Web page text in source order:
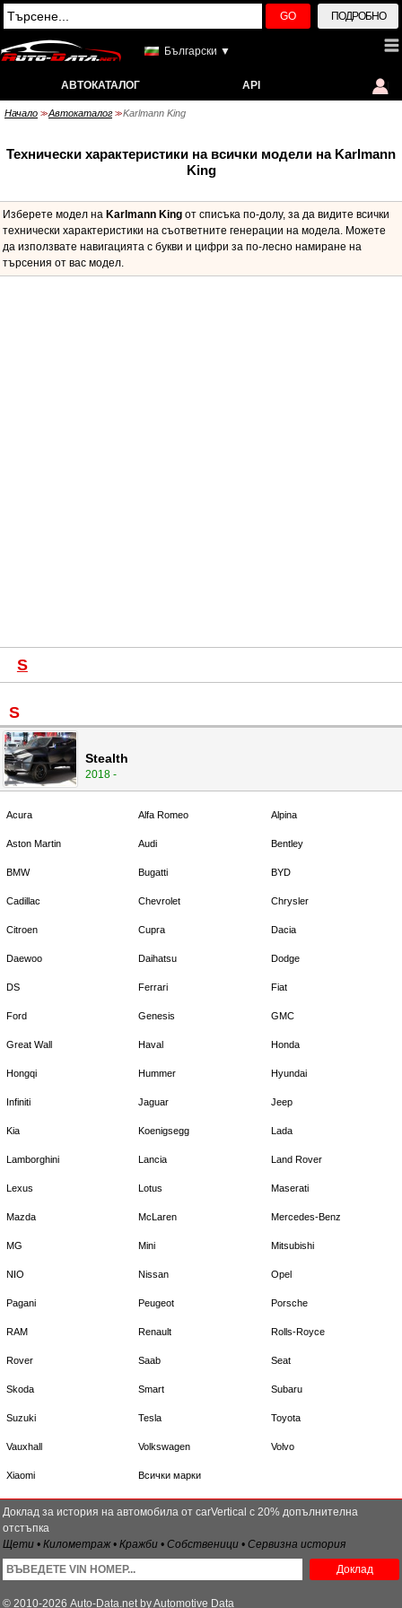
GO ПОДРОБНО
Български ▼
АВТОКАТАЛОГ API
Начало >> Автокаталог >> Karlmann King
Технически характеристики на всички модели на Karlmann
King
Изберете модел на Karlmann King от списъка по-долу, за да видите всички
технически характеристики на съответните генерации на модела. Можете
да използвате навигацията с букви и цифри за по-лесно намиране на
търсения от вас модел.
S
S
Stealth
2018 -
Acura Alfa Romeo Alpina
Aston Martin Audi Bentley
BMW Bugatti BYD
Cadillac Chevrolet Chrysler
Citroen Cupra Dacia
Daewoo Daihatsu Dodge
DS Ferrari Fiat
Ford Genesis GMC
Great Wall Haval Honda
Hongqi Hummer Hyundai
Infiniti Jaguar Jeep
Kia Koenigsegg Lada
Lamborghini Lancia Land Rover
Lexus Lotus Maserati
Mazda McLaren Mercedes-Benz
MG Mini Mitsubishi
NIO Nissan Opel
Pagani Peugeot Porsche
RAM Renault Rolls-Royce
Rover Saab Seat
Skoda Smart Subaru
Suzuki Tesla Toyota
Vauxhall Volkswagen Volvo
Xiaomi Всички марки
Доклад за история на автомобила от carVertical с 20% допълнителна
отстъпка
Щети • Километраж • Кражби • Собственици • Сервизна история
Доклад
© 2010-2026 Auto-Data.net by Automotive Data